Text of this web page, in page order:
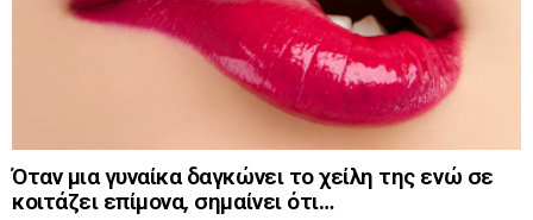
Όταν μια γυναίκα δαγκώνει το χείλη της ενώ σε
κοιτάζει επίμονα, σημαίνει ότι…